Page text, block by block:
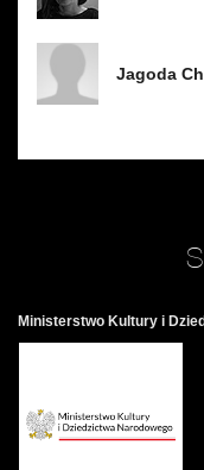
Jagoda
Ministerstwo Kultury i